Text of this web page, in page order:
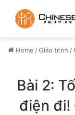
Home / Giáo trình /
Bài 2:
điện đi!